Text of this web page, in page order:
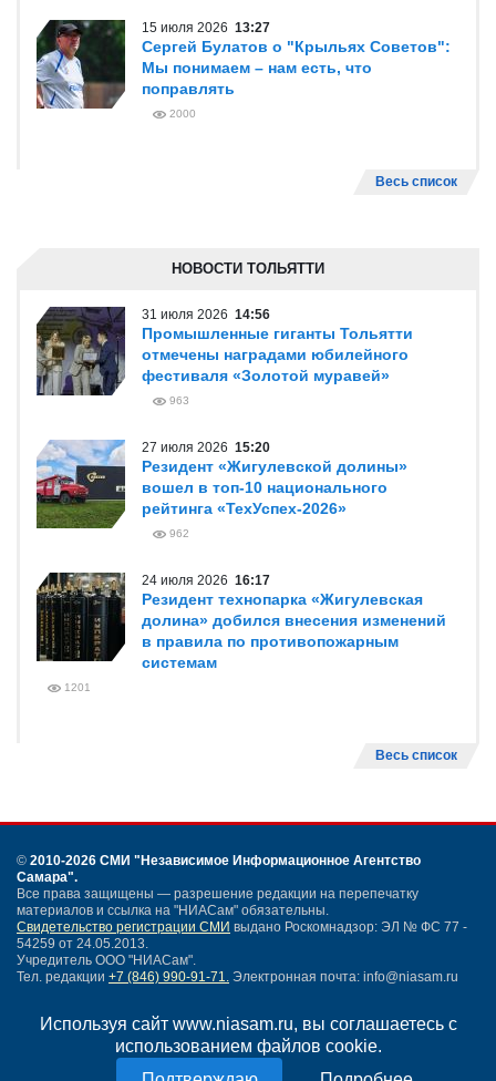
Используя сайт www.niasam.ru, вы соглашаетесь с
использованием файлов cookie.
15 июля 2026 13:27
Сергей Булатов о "Крыльях Советов":
Мы понимаем – нам есть, что
поправлять
2000
Весь список
НОВОСТИ ТОЛЬЯТТИ
31 июля 2026 14:56
Промышленные гиганты Тольятти
отмечены наградами юбилейного
фестиваля «Золотой муравей»
963
27 июля 2026 15:20
Резидент «Жигулевской долины»
вошел в топ-10 национального
рейтинга «ТехУспех-2026»
962
24 июля 2026 16:17
Резидент технопарка «Жигулевская
долина» добился внесения изменений
в правила по противопожарным
системам
1201
Весь список
© 2010-2026 СМИ "Независимое Информационное Агентство
Самара".
Все права защищены — разрешение редакции на перепечатку
материалов и ссылка на "НИАСам" обязательны.
Свидетельство регистрации СМИ выдано Роскомнадзор: ЭЛ № ФС 77 -
54259 от 24.05.2013.
Учредитель ООО "НИАСам".
Тел. редакции +7 (846) 990-91-71. Электронная почта: info@niasam.ru
Карта сайта
Нашли ошибку?
Политика конфиденциальности